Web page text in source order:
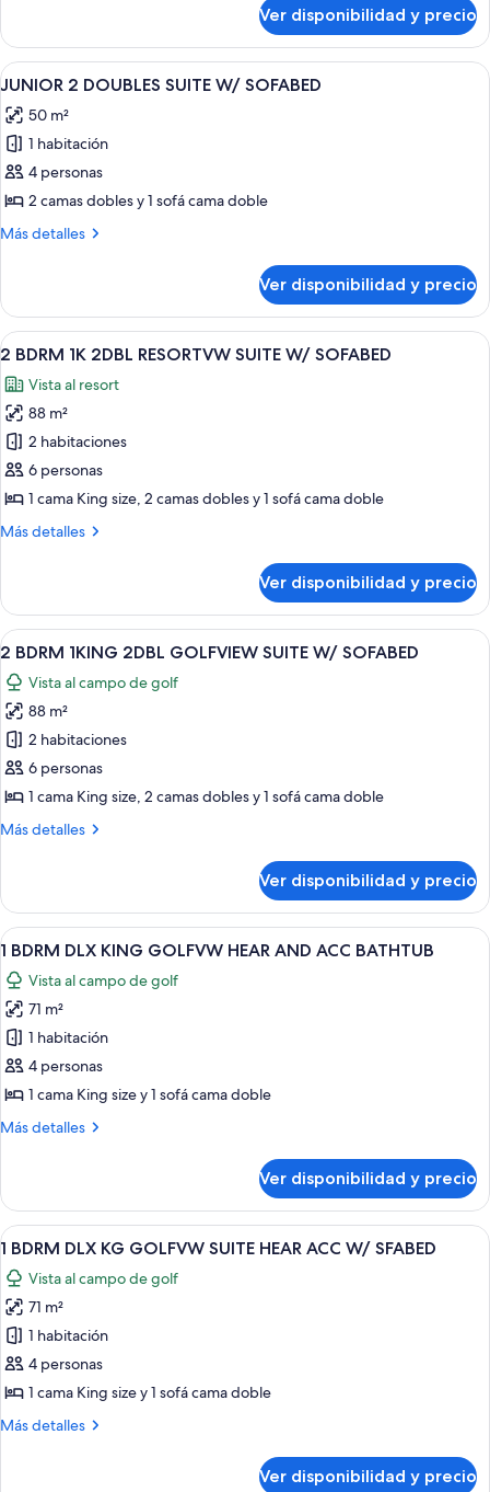
WITH
SOFABED
1
KING
SUITE
SOFABED
Ver disponibilidad y precio
Ver
todas
las
fotos
de
JUNIOR
2
W/
SOFABED
Habitación de hotel moderna con
8
JUNIOR 2 DOUBLES SUITE W/ SOFABED
50 m²
1 habitación
4 personas
2 camas dobles y 1 sofá cama doble
Más detalles
Más
2
DOUBLES
SUITE
SOFABED
Ver disponibilidad y precio
Ver
todas
las
fotos
de
2
BDRM
2DBL
W/
SOFABED
Una sala de estar moderna con un
8
2 BDRM 1K 2DBL RESORTVW SUITE W/ SOFABED
Vista al resort
88 m²
2 habitaciones
6 personas
1 cama King size, 2 camas dobles y 1 sofá cama doble
Más detalles
Más
BDRM
1K
2DBL
RESORTVW
SUITE
W/
SOFABED
Ver disponibilidad y precio
Ver
todas
las
fotos
de
2
BDRM
2DBL
W/
SOFABED
Una sala de estar moderna con un
10
2 BDRM 1KING 2DBL GOLFVIEW SUITE W/ SOFABED
Vista al campo de golf
88 m²
2 habitaciones
6 personas
1 cama King size, 2 camas dobles y 1 sofá cama doble
Más detalles
Más
BDRM
1KING
2DBL
GOLFVIEW
SUITE
W/
SOFABED
Ver disponibilidad y precio
Ver
todas
las
fotos
de
1
BDRM
KING
AND
ACC
BATHTUB
Habitación de hotel con sofá, sillón,
7
1 BDRM DLX KING GOLFVW HEAR AND ACC BATHTUB
Vista al campo de golf
71 m²
1 habitación
4 personas
1 cama King size y 1 sofá cama doble
Más detalles
Más
BDRM
DLX
KING
GOLFVW
HEAR
AND
ACC
BATHTUB
Ver disponibilidad y precio
Ver
todas
las
fotos
de
1
BDRM
KG
Habitación de hotel con sofá, sillón,
6
1 BDRM DLX KG GOLFVW SUITE HEAR ACC W/ SFABED
Vista al campo de golf
71 m²
1 habitación
4 personas
1 cama King size y 1 sofá cama doble
Más detalles
Más
Ver disponibilidad y precio